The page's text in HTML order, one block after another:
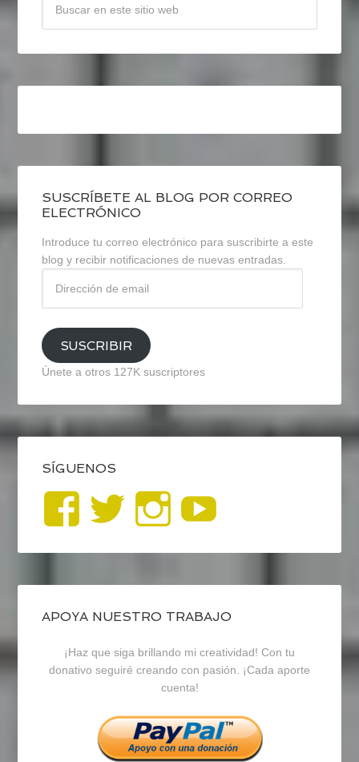
SUSCRÍBETE AL BLOG POR CORREO
ELECTRÓNICO
Introduce tu correo electrónico para suscribirte a este
blog y recibir notificaciones de nuevas entradas.
email
SUSCRIBIR
Únete a otros 127K suscriptores
SÍGUENOS
Ver
perfil
de
blogrecursosep
en
Facebook
Ver
perfil
de
recursosep
en
Twitter
Ver
perfil
de
recursosep
en
Instagram
APOYA NUESTRO TRABAJO
¡Haz que siga brillando mi creatividad! Con tu
donativo seguiré creando con pasión. ¡Cada aporte
cuenta!